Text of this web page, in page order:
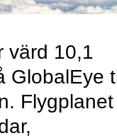
värd 10,1
GlobalEye